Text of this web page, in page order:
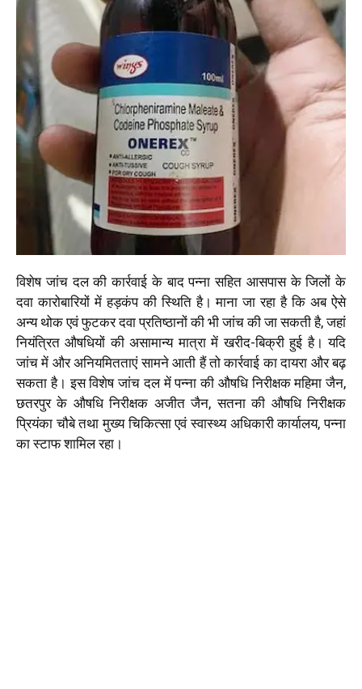
विशेष जांच दल की कार्रवाई के बाद पन्ना सहित आसपास के जिलों के
दवा कारोबारियों में हड़कंप की स्थिति है। माना जा रहा है कि अब ऐसे
अन्य थोक एवं फुटकर दवा प्रतिष्ठानों की भी जांच की जा सकती है, जहां
नियंत्रित औषधियों की असामान्य मात्रा में खरीद-बिक्री हुई है। यदि
जांच में और अनियमितताएं सामने आती हैं तो कार्रवाई का दायरा और बढ़
सकता है। इस विशेष जांच दल में पन्ना की औषधि निरीक्षक महिमा जैन,
छतरपुर के औषधि निरीक्षक अजीत जैन, सतना की औषधि निरीक्षक
प्रियंका चौबे तथा मुख्य चिकित्सा एवं स्वास्थ्य अधिकारी कार्यालय, पन्ना
का स्टाफ शामिल रहा।